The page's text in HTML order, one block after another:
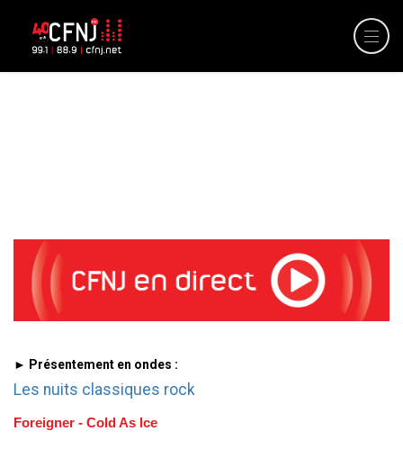
► Présentement en ondes :
Les nuits classiques rock
Foreigner - Cold As Ice